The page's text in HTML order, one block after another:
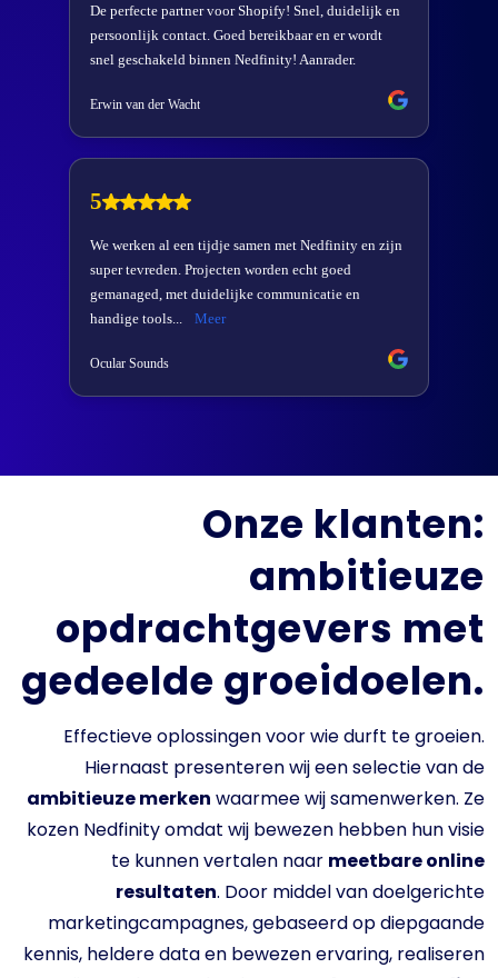
Onze klanten:
ambitieuze
opdrachtgevers met
gedeelde groeidoelen.
Effectieve oplossingen voor wie durft te groeien.
Hiernaast presenteren wij een selectie van de
ambitieuze merkenwaarmee wij samenwerken. Ze
kozen Nedfinity omdat wij bewezen hebben hun visie
te kunnen vertalen naarmeetbare online
resultaten. Door middel van doelgerichte
marketingcampagnes, gebaseerd op diepgaande
kennis, heldere data en bewezen ervaring, realiseren
wij voor deze opdrachtgeversduurzame online
groeienconcurrentievoordeel.